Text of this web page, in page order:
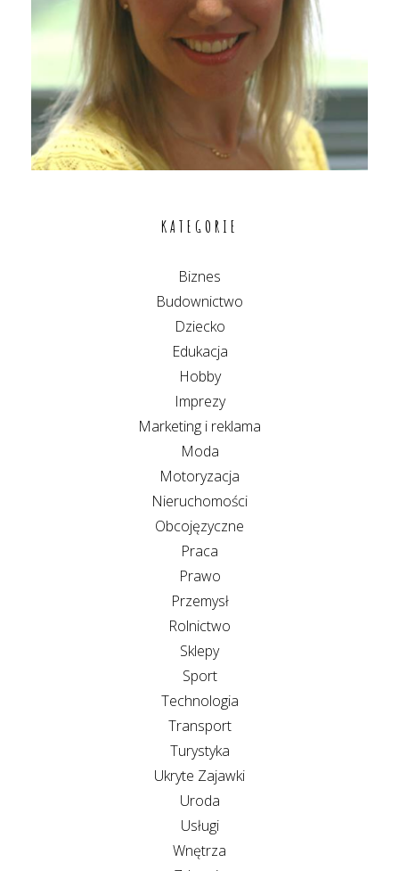
KATEGORIE
Biznes
Budownictwo
Dziecko
Edukacja
Hobby
Imprezy
Marketing i reklama
Moda
Motoryzacja
Nieruchomości
Obcojęzyczne
Praca
Prawo
Przemysł
Rolnictwo
Sklepy
Sport
Technologia
Transport
Turystyka
Ukryte Zajawki
Uroda
Usługi
Wnętrza